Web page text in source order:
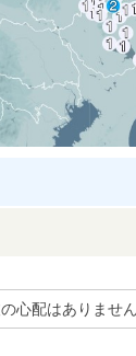
心配はありません